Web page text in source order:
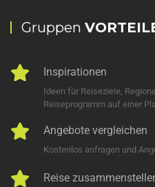
Gruppen
Inspirationen
Ideen für Reiseziele,
Reiseprogramm auf einer
Angebote vergleichen
Kostenlos anfragen und
Reise